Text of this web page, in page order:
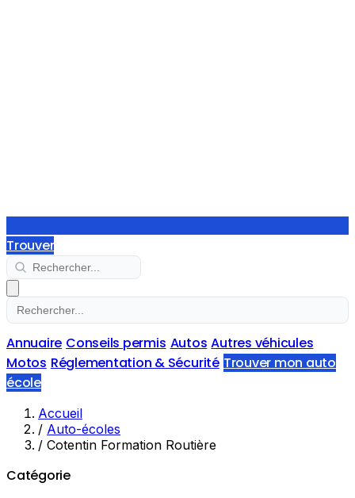
Trouver
Annuaire Conseils permis Autos Autres véhicules
Motos Réglementation & Sécurité Trouver mon auto
école
Accueil
/ Auto-écoles
/ Cotentin Formation Routière
Catégorie